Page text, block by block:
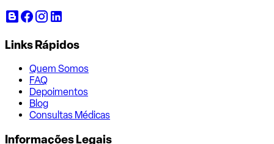
Links Rápidos
Quem Somos
FAQ
Depoimentos
Blog
Consultas Médicas
Informações Legais